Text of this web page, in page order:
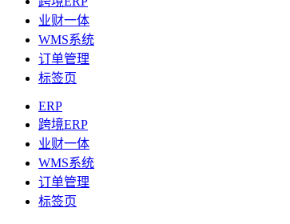
业财一体
WMS系统
订单管理
标签页
ERP
跨境ERP
业财一体
WMS系统
订单管理
标签页